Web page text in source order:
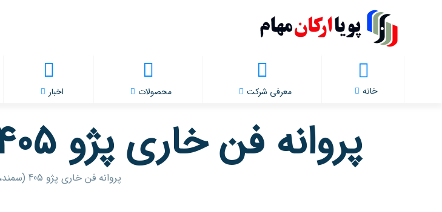
خانه معرفی شرکت محصولات اخبار
پروانه فن خاری پژو 405 (سمند، دنا، پرشیا)
پروانه فن خاری پژو 405 (سمند، دنا، پرشیا)